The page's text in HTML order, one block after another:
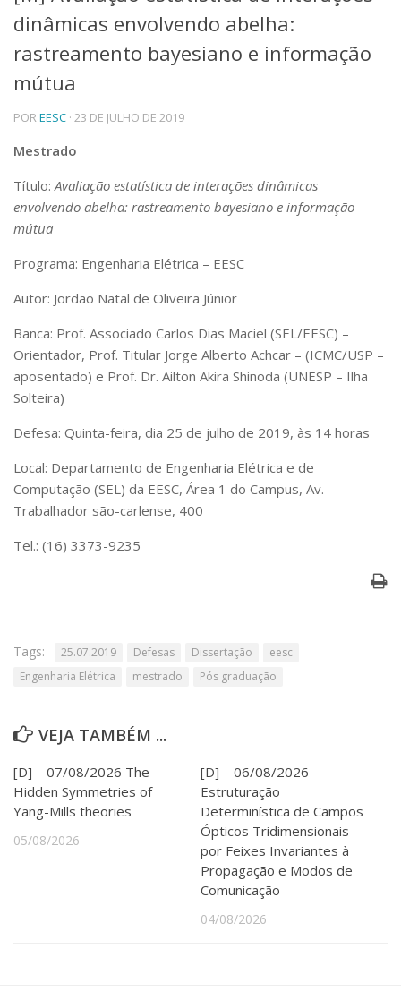
Telefones e Mapas
Pessoas
Ensino
Graduação
Educação a distância
Cursos de Extensão
Linhas de Pesquisa
Centros, Núcleos e Projetos em Rede
Pós-doutorado
Iniciação Científica
Transferência de Tecnologia
Empresas Juniores
Artes, Cultura e Esportes
Museus e Espaços Interativos
Serviços
Bibliotecas
Segurança, Trânsito e Prevenção
RH, Administrativo e Financeiro
Outros serviços
Comunicação
dinâmicas envolvendo abelha:
rastreamento bayesiano e informação
mútua
POREESC · 23 DE JULHO DE 2019
Mestrado
Título: Avaliação estatística de interações dinâmicas
envolvendo abelha: rastreamento bayesiano e informação
mútua
Programa: Engenharia Elétrica – EESC
Autor: Jordão Natal de Oliveira Júnior
Banca: Prof. Associado Carlos Dias Maciel (SEL/EESC) –
Orientador, Prof. Titular Jorge Alberto Achcar – (ICMC/USP –
aposentado) e Prof. Dr. Ailton Akira Shinoda (UNESP – Ilha
Solteira)
Defesa: Quinta-feira, dia 25 de julho de 2019, às 14 horas
Local: Departamento de Engenharia Elétrica e de
Computação (SEL) da EESC, Área 1 do Campus, Av.
Trabalhador são-carlense, 400
Tel.: (16) 3373-9235
Tags: 25.07.2019 Defesas Dissertação
eesc
Engenharia Elétrica
mestrado Pós graduação
VEJA TAMBÉM ...
[D] – 07/08/2026 The
Hidden Symmetries of
Yang-Mills theories
05/08/2026
[D] – 06/08/2026
Estruturação
Determinística de Campos
Ópticos Tridimensionais
por Feixes Invariantes à
Propagação e Modos de
Comunicação
04/08/2026